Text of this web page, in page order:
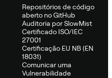
Repositórios de código
aberto no GitHub
Auditoria por SlowMist
Certificado ISO/IEC
27001
Certificação EU NB (EN
18031)
Comunicar uma
Vulnerabilidade